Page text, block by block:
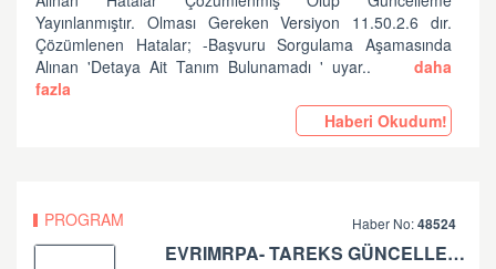
Yayınlanmıştır. Olması Gereken Versiyon 11.50.2.6 dır.
Çözümlenen Hatalar; -Başvuru Sorgulama Aşamasında
Alınan 'Detaya Ait Tanım Bulunamadı ' uyar..
daha
fazla
Haberi Okudum!
PROGRAM Haber No:48524
EVRIMRPA- TAREKS GÜNCELLEMESI HAKKINDA (V: 11.50.2.2)